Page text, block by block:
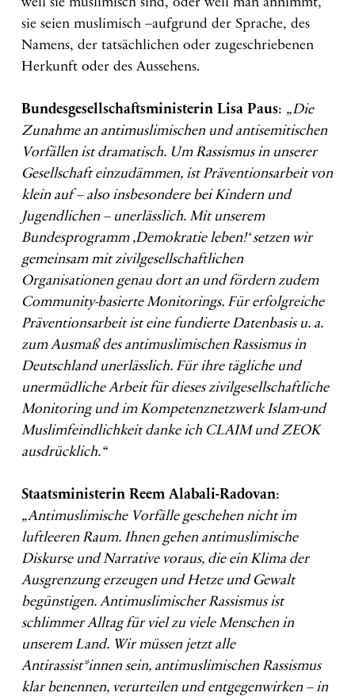
weil sie muslimisch sind, oder weil man annimmt,
sie seien muslimisch –aufgrund der Sprache, des
Namens, der tatsächlichen oder zugeschriebenen
Herkunft oder des Aussehens.
Bundesgesellschaftsministerin Lisa Paus: „Die
Zunahme an antimuslimischen und antisemitischen
Vorfällen ist dramatisch. Um Rassismus in unserer
Gesellschaft einzudämmen, ist Präventionsarbeit von
klein auf – also insbesondere bei Kindern und
Jugendlichen – unerlässlich. Mit unserem
Bundesprogramm ‚Demokratie leben!‘ setzen wir
gemeinsam mit zivilgesellschaftlichen
Organisationen genau dort an und fördern zudem
Community-basierte Monitorings. Für erfolgreiche
Präventionsarbeit ist eine fundierte Datenbasis u. a.
zum Ausmaß des antimuslimischen Rassismus in
Deutschland unerlässlich. Für ihre tägliche und
unermüdliche Arbeit für dieses zivilgesellschaftliche
Monitoring und im Kompetenznetzwerk Islam-und
Muslimfeindlichkeit danke ich CLAIM und ZEOK
ausdrücklich.“
Staatsministerin Reem Alabali-Radovan:
„Antimuslimische Vorfälle geschehen nicht im
luftleeren Raum. Ihnen gehen antimuslimische
Diskurse und Narrative voraus, die ein Klima der
Ausgrenzung erzeugen und Hetze und Gewalt
begünstigen. Antimuslimischer Rassismus ist
schlimmer Alltag für viel zu viele Menschen in
unserem Land. Wir müssen jetzt alle
Antirassist*innen sein, antimuslimischen Rassismus
klar benennen, verurteilen und entgegenwirken – in